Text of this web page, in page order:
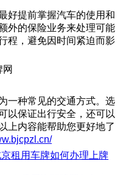
好提前掌握汽车的使用和
外的保险业务来处理可能
程，避免因时间紧迫而影
一种常见的交通方式。选
以保证出行安全，还可以
上内容能帮助您更好地了
租用车牌如何办理上牌